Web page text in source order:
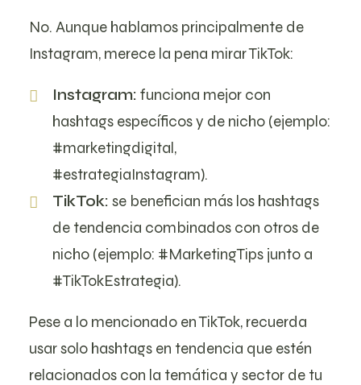
No. Aunque hablamos principalmente de
Instagram, merece la pena mirar TikTok:
Instagram: funciona mejor con
hashtags específicos y de nicho (ejemplo:
#marketingdigital,
#estrategiaInstagram).
TikTok: se benefician más los hashtags
de tendencia combinados con otros de
nicho (ejemplo: #MarketingTips junto a
#TikTokEstrategia).
Pese a lo mencionado en TikTok, recuerda
usar solo hashtags en tendencia que estén
relacionados con la temática y sector de tu